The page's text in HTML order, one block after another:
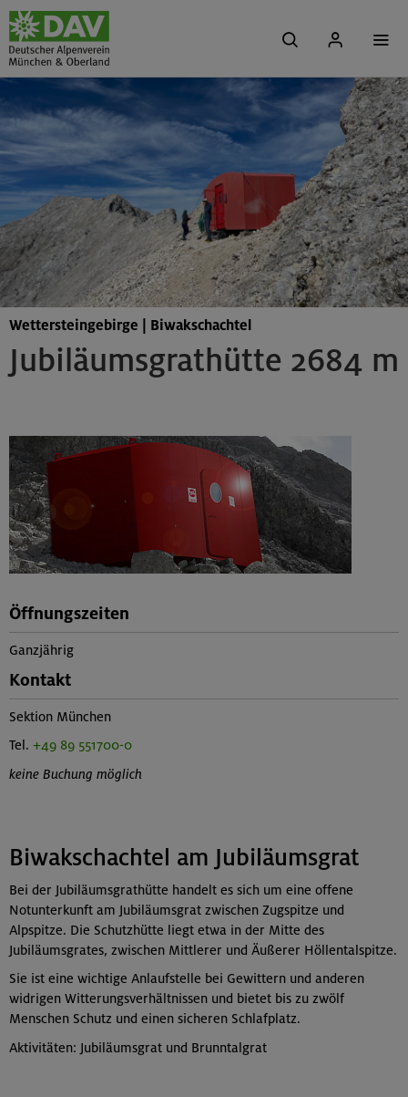
Jubiläumsgrathütte 2684 m
Wettersteingebirge | Biwakschachtel
Öffnungszeiten
Ganzjährig
Kontakt
Sektion München
Tel. +49 89 551700-0
keine Buchung möglich
Biwakschachtel am Jubiläumsgrat
Bei der Jubiläumsgrathütte handelt es sich um eine offene
Notunterkunft am Jubiläumsgrat zwischen Zugspitze und
Alpspitze. Die Schutzhütte liegt etwa in der Mitte des
Jubiläumsgrates, zwischen Mittlerer und Äußerer Höllentalspitze.
Sie ist eine wichtige Anlaufstelle bei Gewittern und anderen
widrigen Witterungsverhältnissen und bietet bis zu zwölf
Menschen Schutz und einen sicheren Schlafplatz.
Aktivitäten: Jubiläumsgrat und Brunntalgrat